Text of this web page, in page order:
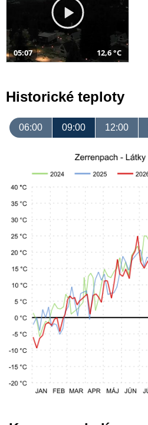
05:07 12,6 °C
Historické teploty
06:00 09:00 12:00